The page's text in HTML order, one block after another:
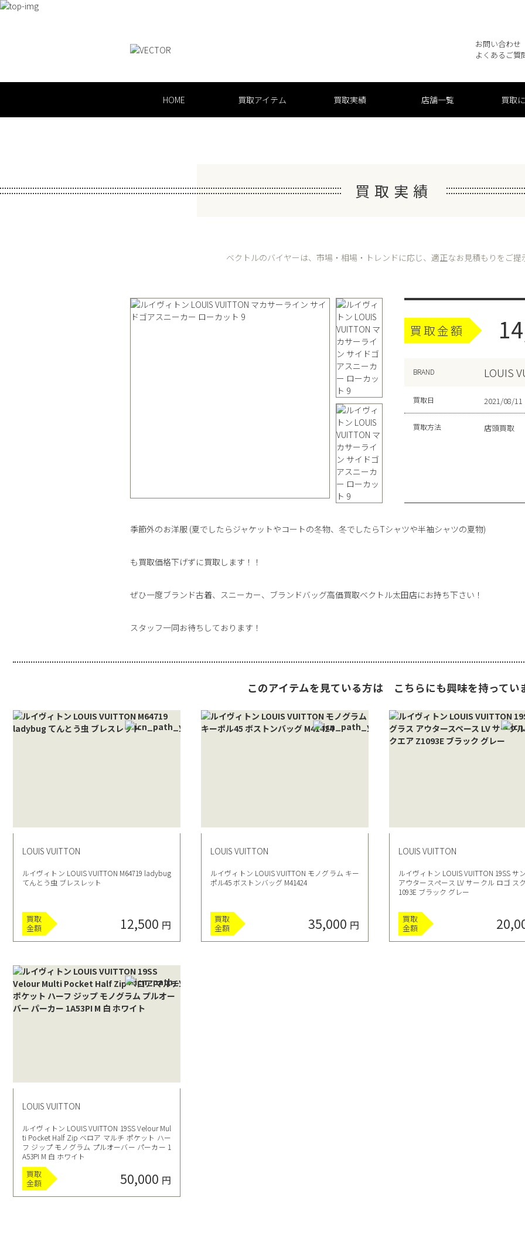
お問い合わせ
よくあるご質
HOME 買取アイテム 買取実績 店舗一覧 買取
買取実績
ベクトルのバイヤーは、市場・相場・トレンドに応じ、 適正なお見積もりをご提
買取金額
BRAND LOUIS
買取日 2021/08/11
買取方法 店頭買取
季節外のお洋服 (夏でしたらジャケットやコートの冬物、冬でしたらTシャツや半袖シャツの夏物)
も買取価格下げずに買取します！！
ぜひ一度ブランド古着、スニーカー、ブランドバッグ高価買取ベクトル太田店にお持ち下さい！
スタッフ一同お待ちしております！
このアイテムを見ている方は こちらにも興味を持ってい
LOUIS VUITTON
ルイヴィトン LOUIS VUITTON M64719 ladybug
てんとう虫 ブレスレット
買取
金額
12,500 円
LOUIS VUITTON
ルイヴィトン LOUIS VUITTON モノグラム キー
ポル45 ボストンバッグ M41424
買取
金額
35,000 円
LOUIS VUITTON
ルイヴィトン LOUIS VUITTON 19SS サ
アウタースペース LV サークル ロゴ ス
1093E ブラック グレー
買取
金額
LOUIS VUITTON
ルイヴィトン LOUIS VUITTON 19SS Velour Mul
ti Pocket Half Zip ベロア マルチ ポケット ハー
フ ジップ モノグラム プルオーバー パーカー 1
A53PI M 白 ホワイト
買取
金額
50,000 円